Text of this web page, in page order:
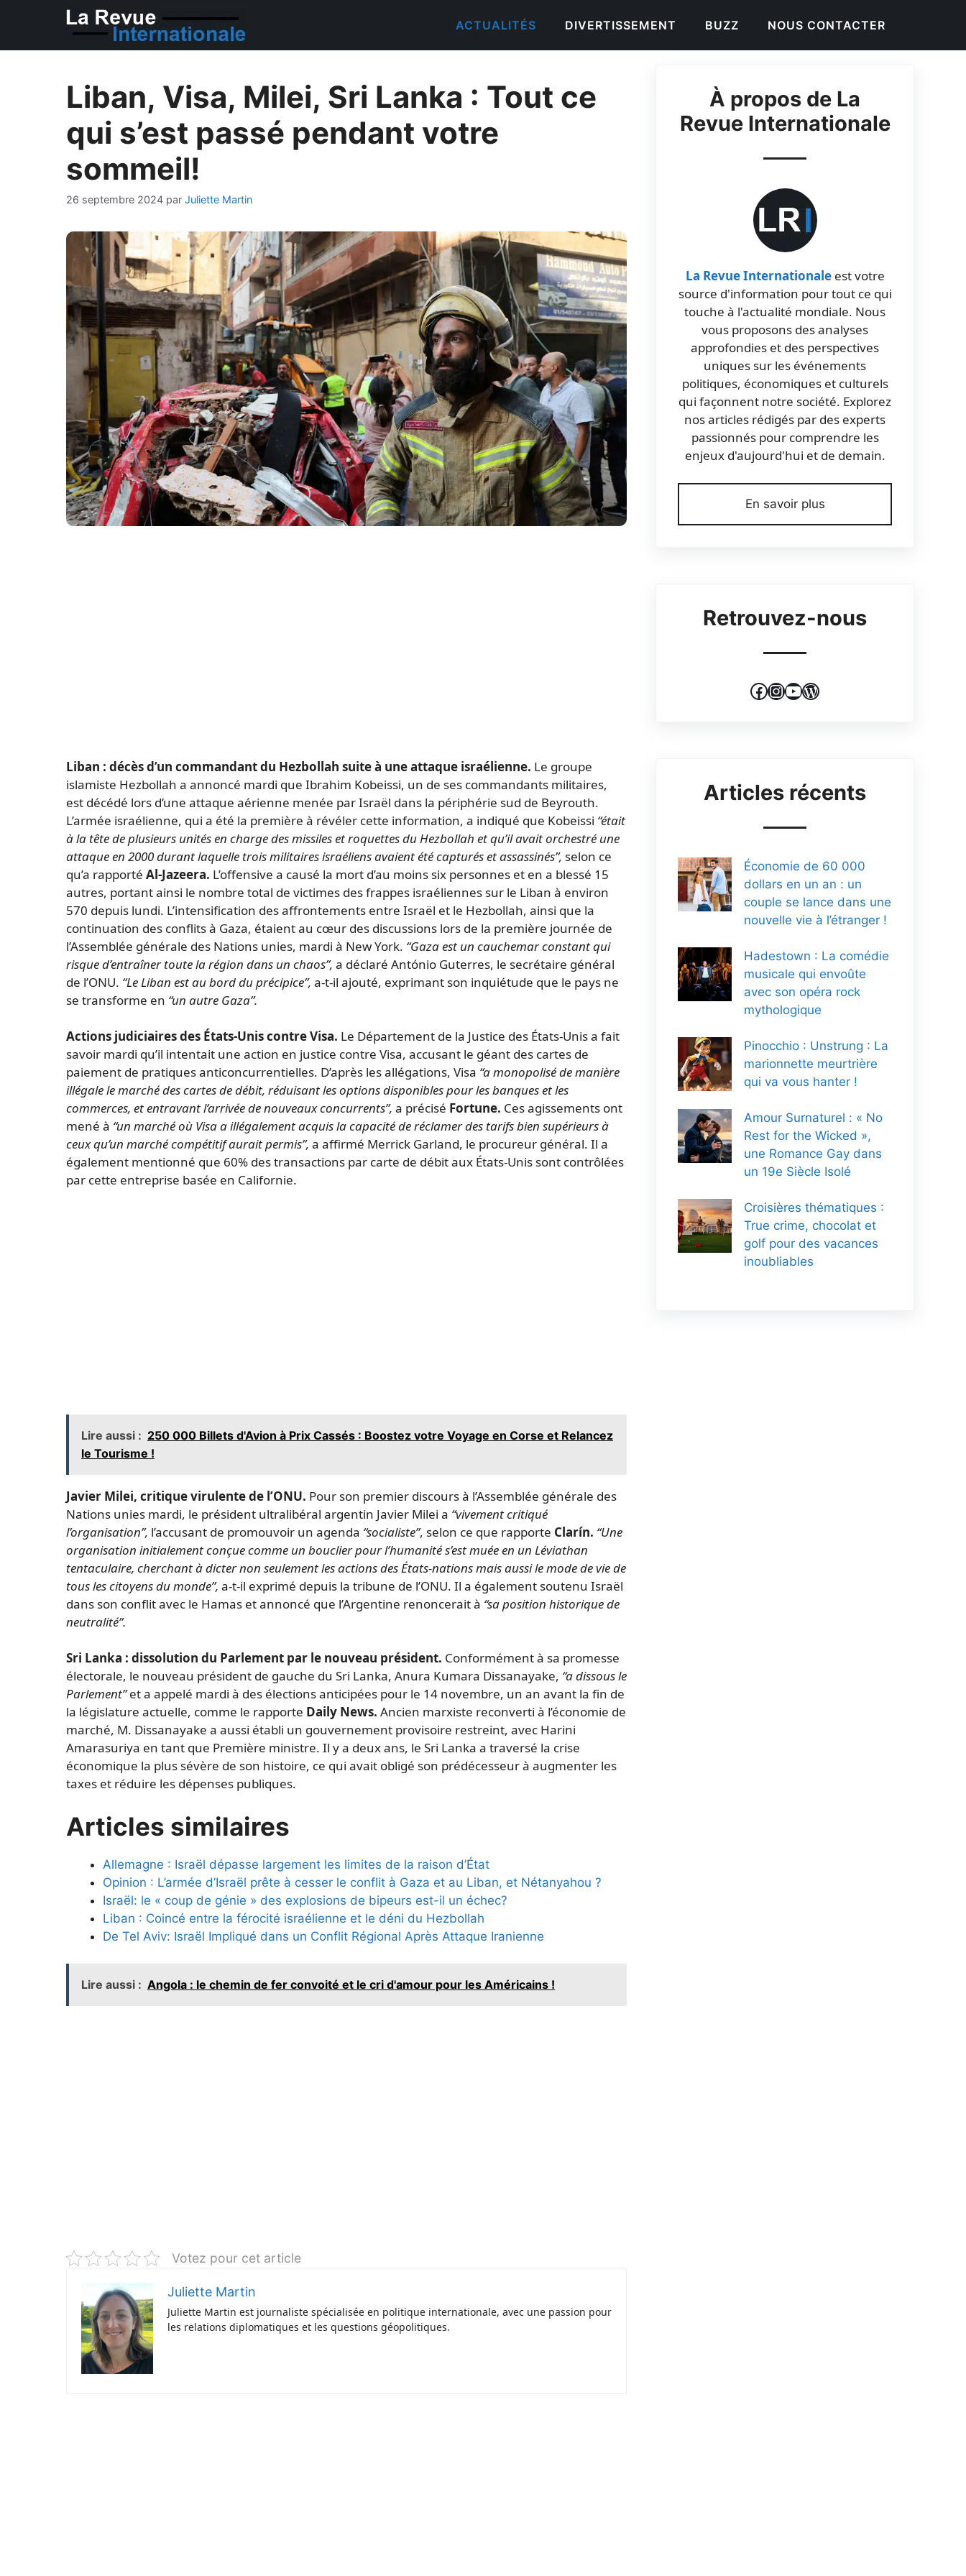
ACTUALITÉS DIVERTISSEMENT BUZZ NOUS CONTACTER
Liban, Visa, Milei, Sri Lanka : Tout ce
qui s’est passé pendant votre
sommeil!
26 septembre 2024 par Juliette Martin
Liban : décès d’un commandant du Hezbollah suite à une attaque israélienne. Le groupe
islamiste Hezbollah a annoncé mardi que Ibrahim Kobeissi, un de ses commandants militaires,
est décédé lors d’une attaque aérienne menée par Israël dans la périphérie sud de Beyrouth.
L’armée israélienne, qui a été la première à révéler cette information, a indiqué que Kobeissi “était
à la tête de plusieurs unités en charge des missiles et roquettes du Hezbollah et qu’il avait orchestré une
attaque en 2000 durant laquelle trois militaires israéliens avaient été capturés et assassinés”, selon ce
qu’a rapporté Al-Jazeera. L’offensive a causé la mort d’au moins six personnes et en a blessé 15
autres, portant ainsi le nombre total de victimes des frappes israéliennes sur le Liban à environ
570 depuis lundi. L’intensification des affrontements entre Israël et le Hezbollah, ainsi que la
continuation des conflits à Gaza, étaient au cœur des discussions lors de la première journée de
l’Assemblée générale des Nations unies, mardi à New York. “Gaza est un cauchemar constant qui
risque d’entraîner toute la région dans un chaos”, a déclaré António Guterres, le secrétaire général
de l’ONU. “Le Liban est au bord du précipice”, a-t-il ajouté, exprimant son inquiétude que le pays ne
se transforme en “un autre Gaza”.
Actions judiciaires des États-Unis contre Visa. Le Département de la Justice des États-Unis a fait
savoir mardi qu’il intentait une action en justice contre Visa, accusant le géant des cartes de
paiement de pratiques anticoncurrentielles. D’après les allégations, Visa “a monopolisé de manière
illégale le marché des cartes de débit, réduisant les options disponibles pour les banques et les
commerces, et entravant l’arrivée de nouveaux concurrents”, a précisé Fortune. Ces agissements ont
mené à “un marché où Visa a illégalement acquis la capacité de réclamer des tarifs bien supérieurs à
ceux qu’un marché compétitif aurait permis”, a affirmé Merrick Garland, le procureur général. Il a
également mentionné que 60% des transactions par carte de débit aux États-Unis sont contrôlées
par cette entreprise basée en Californie.
Lire aussi : 250 000 Billets d'Avion à Prix Cassés : Boostez votre Voyage en Corse et Relancez
le Tourisme !
Javier Milei, critique virulente de l’ONU. Pour son premier discours à l’Assemblée générale des
Nations unies mardi, le président ultralibéral argentin Javier Milei a “vivement critiqué
l’organisation”, l’accusant de promouvoir un agenda “socialiste”, selon ce que rapporte Clarín. “Une
organisation initialement conçue comme un bouclier pour l’humanité s’est muée en un Léviathan
tentaculaire, cherchant à dicter non seulement les actions des États-nations mais aussi le mode de vie de
tous les citoyens du monde”, a-t-il exprimé depuis la tribune de l’ONU. Il a également soutenu Israël
dans son conflit avec le Hamas et annoncé que l’Argentine renoncerait à “sa position historique de
neutralité”.
Sri Lanka : dissolution du Parlement par le nouveau président. Conformément à sa promesse
électorale, le nouveau président de gauche du Sri Lanka, Anura Kumara Dissanayake, “a dissous le
Parlement”et a appelé mardi à des élections anticipées pour le 14 novembre, un an avant la fin de
la législature actuelle, comme le rapporte Daily News. Ancien marxiste reconverti à l’économie de
marché, M. Dissanayake a aussi établi un gouvernement provisoire restreint, avec Harini
Amarasuriya en tant que Première ministre. Il y a deux ans, le Sri Lanka a traversé la crise
économique la plus sévère de son histoire, ce qui avait obligé son prédécesseur à augmenter les
taxes et réduire les dépenses publiques.
Articles similaires
Allemagne : Israël dépasse largement les limites de la raison d’État
Opinion : L’armée d’Israël prête à cesser le conflit à Gaza et au Liban, et Nétanyahou ?
Israël: le « coup de génie » des explosions de bipeurs est-il un échec?
Liban : Coincé entre la férocité israélienne et le déni du Hezbollah
De Tel Aviv: Israël Impliqué dans un Conflit Régional Après Attaque Iranienne
Lire aussi : Angola : le chemin de fer convoité et le cri d'amour pour les Américains !
Votez pour cet article
Juliette Martin
Juliette Martin est journaliste spécialisée en politique internationale, avec une passion pour
les relations diplomatiques et les questions géopolitiques.
À propos de La
Revue Internationale
La Revue Internationaleest votre
source d'information pour tout ce qui
touche à l'actualité mondiale. Nous
vous proposons des analyses
approfondies et des perspectives
uniques sur les événements
politiques, économiques et culturels
qui façonnent notre société. Explorez
nos articles rédigés par des experts
passionnés pour comprendre les
enjeux d'aujourd'hui et de demain.
En savoir plus
Retrouvez-nous
Facebook
Instagram
YouTube
WordPress
Articles récents
Économie de 60 000
dollars en un an : un
couple se lance dans une
nouvelle vie à l’étranger !
Hadestown : La comédie
musicale qui envoûte
avec son opéra rock
mythologique
Pinocchio : Unstrung : La
marionnette meurtrière
qui va vous hanter !
Amour Surnaturel : « No
Rest for the Wicked »,
une Romance Gay dans
un 19e Siècle Isolé
Croisières thématiques :
True crime, chocolat et
golf pour des vacances
inoubliables